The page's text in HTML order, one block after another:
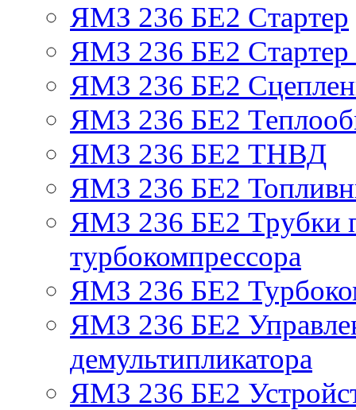
ЯМЗ 236 БЕ2 Стартер
ЯМЗ 236 БЕ2 Стартер
ЯМЗ 236 БЕ2
ЯМЗ 236 БЕ2
ЯМЗ 236 БЕ2 ТНВД
ЯМЗ 236 БЕ2
ЯМЗ 236 БЕ2 Трубки
турбокомпрессора
ЯМЗ 236 БЕ2
ЯМЗ 236 БЕ2
демультипликатора
ЯМЗ 236 БЕ2